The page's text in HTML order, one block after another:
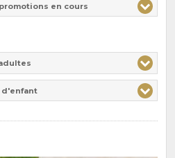
en cours
d'enfant